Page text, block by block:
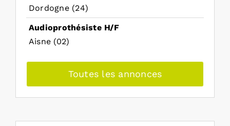
Dordogne (24)
Audioprothésiste H/F
Aisne (02)
Toutes les annonces